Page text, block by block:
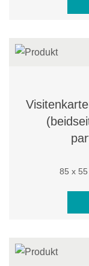
85 x